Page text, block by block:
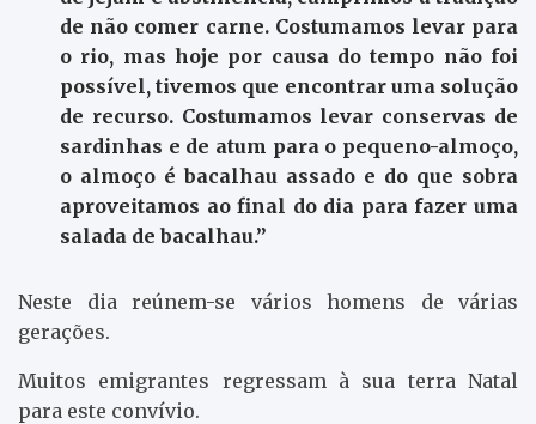
de não comer carne. Costumamos levar para
o rio, mas hoje por causa do tempo não foi
possível, tivemos que encontrar uma solução
de recurso. Costumamos levar conservas de
sardinhas e de atum para o pequeno-almoço,
o almoço é bacalhau assado e do que sobra
aproveitamos ao final do dia para fazer uma
salada de bacalhau.”
Neste dia reúnem-se vários homens de várias
gerações.
Muitos emigrantes regressam à sua terra Natal
para este convívio.